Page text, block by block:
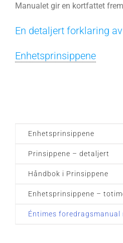
Manualet gir en kortfattet
En detaljert forklaring
Enhetsprinsippene
Enhetsprinsippene
Prinsippene – detaljert
Håndbok i Prinsippene
Enhetsprinsippene –
Éntimes foredragsmanual